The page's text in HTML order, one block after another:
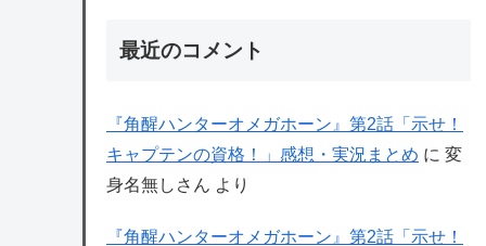
最近のコメント
『角醒ハンターオメガホーン』第2話「示せ！
キャプテンの資格！」感想・実況まとめ に 変
身名無しさん より
『角醒ハンターオメガホーン』第2話「示せ！